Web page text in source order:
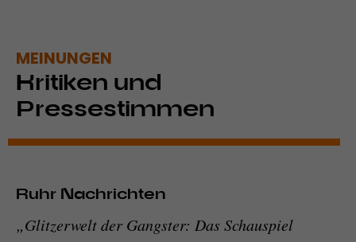
MEINUNGEN
Kritiken und
Pressestimmen
Ruhr Nachrichten
„Glitzerwelt der Gangster: Das Schauspiel